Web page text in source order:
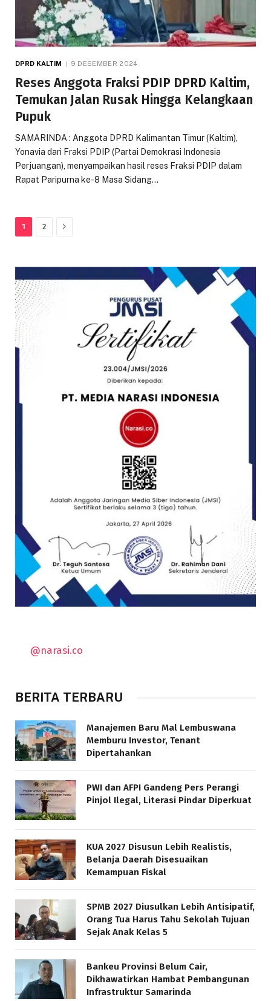
DPRD KALTIM 9 DESEMBER 2024
Reses Anggota Fraksi PDIP DPRD Kaltim,
Temukan Jalan Rusak Hingga Kelangkaan
Pupuk
SAMARINDA : Anggota DPRD Kalimantan Timur (Kaltim),
Yonavia dari Fraksi PDIP (Partai Demokrasi Indonesia
Perjuangan), menyampaikan hasil reses Fraksi PDIP dalam
Rapat Paripurna ke-8 Masa Sidang…
1 2 Next
@narasi.co
BERITA TERBARU
Manajemen Baru Mal Lembuswana
Memburu Investor, Tenant
Dipertahankan
PWI dan AFPI Gandeng Pers Perangi
Pinjol Ilegal, Literasi Pindar Diperkuat
KUA 2027 Disusun Lebih Realistis,
Belanja Daerah Disesuaikan
Kemampuan Fiskal
SPMB 2027 Diusulkan Lebih Antisipatif,
Orang Tua Harus Tahu Sekolah Tujuan
Sejak Anak Kelas 5
Bankeu Provinsi Belum Cair,
Dikhawatirkan Hambat Pembangunan
Infrastruktur Samarinda